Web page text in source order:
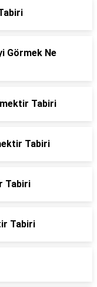
Görmek Ne
Tabiri
Tabiri
Tabiri
Tabiri